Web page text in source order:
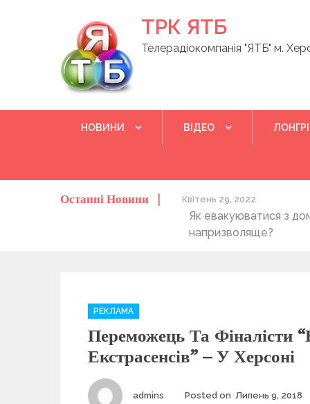
ТРК ЯТБ
Телерадіокомпанія "ЯТБ" м.
НОВИНИ ВІДЕО
Останні Новини
та жителів області Квітень 29, 2022
Як евакуюватися з
напризволяще?
C
a
e
g
o
r
РЕКЛАМА
Переможець Та Фіналісти
Екстрасенсів” – У Херсоні
Author
admins Posted on Липень 9, 2018